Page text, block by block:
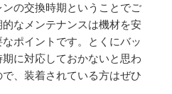
の交換時期ということでご
なメンテナンスは機材を安
ポイントです。とくにバッ
に対応しておかないと思わ
、装着されている方はぜひ